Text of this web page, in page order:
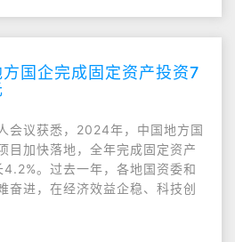
方国企完成固定资产投资7
会议获悉，2024年，中国地方国
目加快落地，全年完成固定资产
。过去一年，各地国资委和
奋进，在经济效益企稳、科技创